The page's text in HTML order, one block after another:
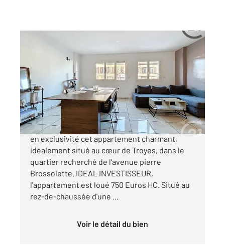
, 4 pièces
Ref : 72044
Appartement F4 à vendre
110 000 €
Century 21 Martinot Immobilier vous propose
en exclusivité cet appartement charmant,
idéalement situé au cœur de Troyes, dans le
quartier recherché de l'avenue pierre
Brossolette. IDEAL INVESTISSEUR,
l'appartement est loué 750 Euros HC. Situé au
rez-de-chaussée d'une ...
Voir le détail du bien